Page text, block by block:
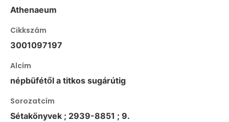
Athenaeum
Cikkszám
3001097197
Alcím
népbüfétől a titkos sugárútig
Sorozatcím
Sétakönyvek ; 2939-8851 ; 9.